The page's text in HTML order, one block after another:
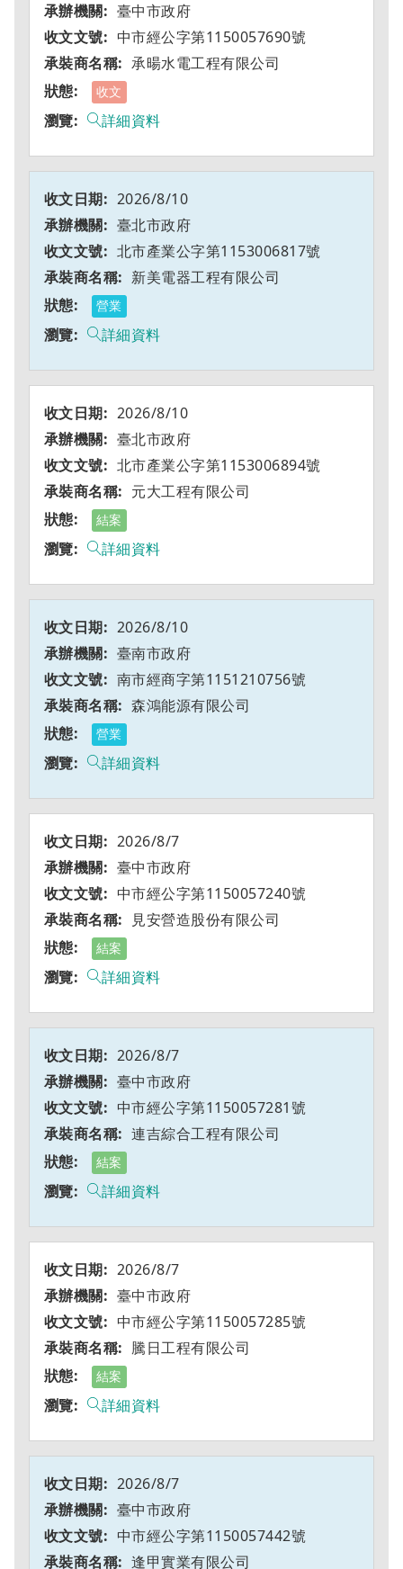
臺中市政府
中市經公字第1150057690號
承暘水電工程有限公司
收文
詳細資料
2026/8/10
臺北市政府
北市產業公字第1153006817號
新美電器工程有限公司
營業
詳細資料
2026/8/10
臺北市政府
北市產業公字第1153006894號
元大工程有限公司
結案
詳細資料
2026/8/10
臺南市政府
南市經商字第1151210756號
森鴻能源有限公司
營業
詳細資料
2026/8/7
臺中市政府
中市經公字第1150057240號
見安營造股份有限公司
結案
詳細資料
2026/8/7
臺中市政府
中市經公字第1150057281號
連吉綜合工程有限公司
結案
詳細資料
2026/8/7
臺中市政府
中市經公字第1150057285號
騰日工程有限公司
結案
詳細資料
2026/8/7
臺中市政府
中市經公字第1150057442號
逢甲實業有限公司